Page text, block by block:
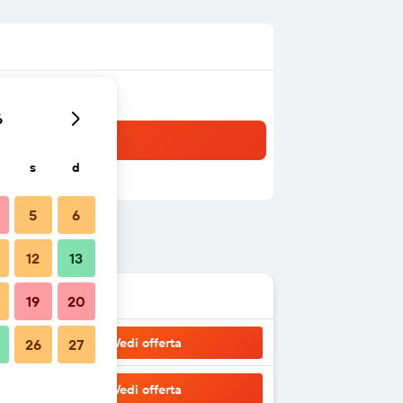
Vedi offerta
Vedi offerta
s d
5 6
12 13
19 20
26 27